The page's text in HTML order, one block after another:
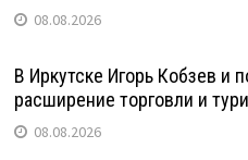
08.08.2026
В Иркутске Игорь Кобзев и
расширение торговли и
08.08.2026